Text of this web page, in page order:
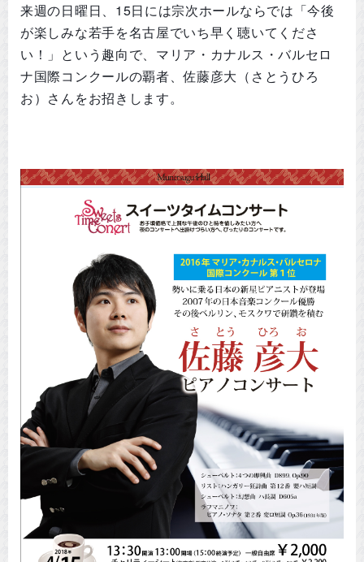
来週の日曜日、15日には宗次ホールならでは「今後
が楽しみな若手を名古屋でいち早く聴いてくださ
い！」という趣向で、マリア・カナルス・バルセロ
ナ国際コンクールの覇者、佐藤彦大（さとうひろ
お）さんをお招きします。